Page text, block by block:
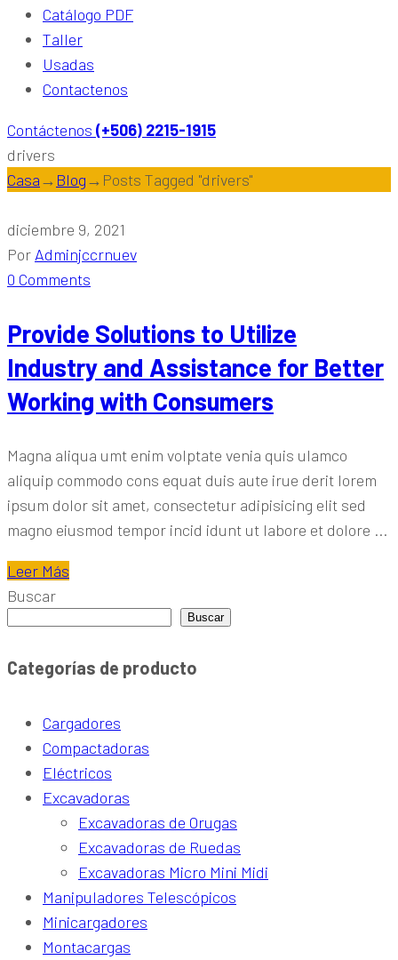
Catálogo PDF
Taller
Usadas
Contactenos
Contáctenos (+506) 2215-1915
drivers
Casa→ Blog→ Posts Tagged "drivers"
diciembre 9, 2021
Por Adminjccrnuev
0 Comments
Provide Solutions to Utilize
Industry and Assistance for Better
Working with Consumers
Magna aliqua umt enim volptate venia quis ulamco
aliquip commodo cons equat duis aute irue derit lorem
ipsum dolor sit amet, consectetur adipisicing elit sed
magno eiusmod tempor incid idunt ut labore et dolore ...
Leer Más
Buscar
Buscar
Categorías de producto
Cargadores
Compactadoras
Eléctricos
Excavadoras
Excavadoras de Orugas
Excavadoras de Ruedas
Excavadoras Micro Mini Midi
Manipuladores Telescópicos
Minicargadores
Montacargas